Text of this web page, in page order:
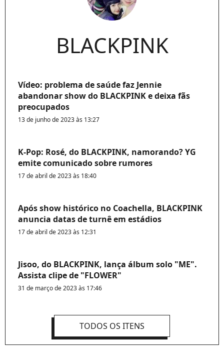
BLACKPINK
Vídeo: problema de saúde faz Jennie
abandonar show do BLACKPINK e deixa fãs
preocupados
13 de junho de 2023 às 13:27
K-Pop: Rosé, do BLACKPINK, namorando? YG
emite comunicado sobre rumores
17 de abril de 2023 às 18:40
Após show histórico no Coachella, BLACKPINK
anuncia datas de turnê em estádios
17 de abril de 2023 às 12:31
Jisoo, do BLACKPINK, lança álbum solo "ME".
Assista clipe de "FLOWER"
31 de março de 2023 às 17:46
TODOS OS ITENS